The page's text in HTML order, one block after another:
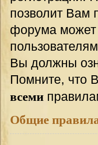
позволит Вам
форума может
Вы должны
Помните, что
всеми
Общие